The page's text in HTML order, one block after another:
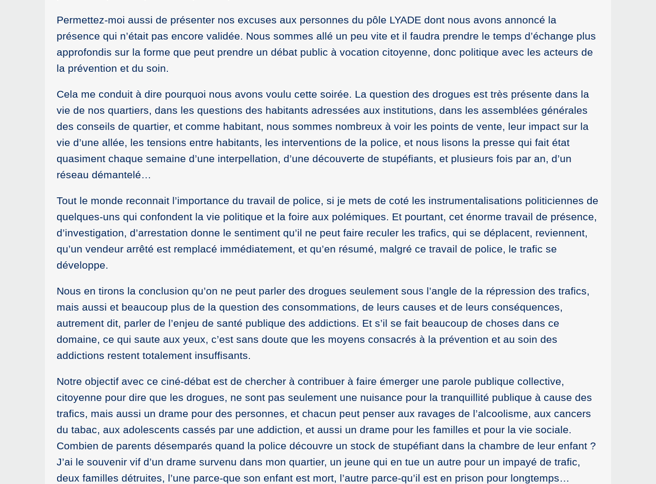
Permettez-moi aussi de présenter nos excuses aux personnes du pôle LYADE dont nous avons annoncé la
présence qui n’était pas encore validée. Nous sommes allé un peu vite et il faudra prendre le temps d’échange plus
approfondis sur la forme que peut prendre un débat public à vocation citoyenne, donc politique avec les acteurs de
la prévention et du soin.
Cela me conduit à dire pourquoi nous avons voulu cette soirée. La question des drogues est très présente dans la
vie de nos quartiers, dans les questions des habitants adressées aux institutions, dans les assemblées générales
des conseils de quartier, et comme habitant, nous sommes nombreux à voir les points de vente, leur impact sur la
vie d’une allée, les tensions entre habitants, les interventions de la police, et nous lisons la presse qui fait état
quasiment chaque semaine d’une interpellation, d’une découverte de stupéfiants, et plusieurs fois par an, d’un
réseau démantelé…
Tout le monde reconnait l’importance du travail de police, si je mets de coté les instrumentalisations politiciennes de
quelques-uns qui confondent la vie politique et la foire aux polémiques. Et pourtant, cet énorme travail de présence,
d’investigation, d’arrestation donne le sentiment qu’il ne peut faire reculer les trafics, qui se déplacent, reviennent,
qu’un vendeur arrêté est remplacé immédiatement, et qu’en résumé, malgré ce travail de police, le trafic se
développe.
Nous en tirons la conclusion qu’on ne peut parler des drogues seulement sous l’angle de la répression des trafics,
mais aussi et beaucoup plus de la question des consommations, de leurs causes et de leurs conséquences,
autrement dit, parler de l’enjeu de santé publique des addictions. Et s’il se fait beaucoup de choses dans ce
domaine, ce qui saute aux yeux, c’est sans doute que les moyens consacrés à la prévention et au soin des
addictions restent totalement insuffisants.
Notre objectif avec ce ciné-débat est de chercher à contribuer à faire émerger une parole publique collective,
citoyenne pour dire que les drogues, ne sont pas seulement une nuisance pour la tranquillité publique à cause des
trafics, mais aussi un drame pour des personnes, et chacun peut penser aux ravages de l’alcoolisme, aux cancers
du tabac, aux adolescents cassés par une addiction, et aussi un drame pour les familles et pour la vie sociale.
Combien de parents désemparés quand la police découvre un stock de stupéfiant dans la chambre de leur enfant ?
J’ai le souvenir vif d’un drame survenu dans mon quartier, un jeune qui en tue un autre pour un impayé de trafic,
deux familles détruites, l’une parce-que son enfant est mort, l’autre parce-qu’il est en prison pour longtemps…